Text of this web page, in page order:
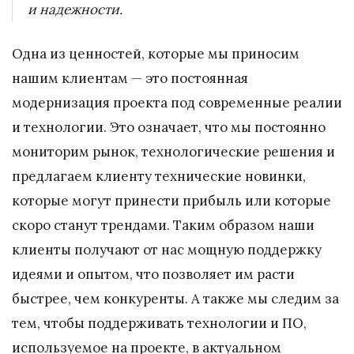
и надежности.
Одна из ценностей, которые мы приносим
нашим клиентам — это постоянная
модернизация проекта под современные реалии
и технологии. Это означает, что мы постоянно
мониторим рынок, технологические решения и
предлагаем клиенту технические новинки,
которые могут принести прибыль или которые
скоро станут трендами. Таким образом наши
клиенты получают от нас мощную поддержку
идеями и опытом, что позволяет им расти
быстрее, чем конкуренты. А также мы следим за
тем, чтобы поддерживать технологии и ПО,
используемое на проекте, в актуальном